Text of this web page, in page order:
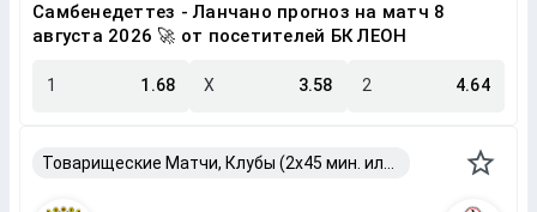
Самбенедеттез - Ланчано прогноз на матч 8
августа 2026 🚀 от посетителей БК ЛЕОН
1 1.68 X 3.58 2 4.64